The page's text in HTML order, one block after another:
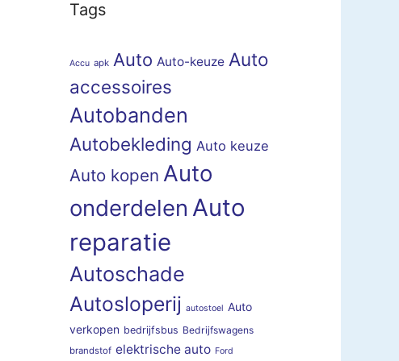
Tags
Accu apk Auto Auto-keuze Auto
accessoires
Autobanden
Autobekleding Auto keuze
Auto kopen Auto
onderdelen Auto
reparatie
Autoschade
Autosloperij autostoel Auto
verkopen bedrijfsbus Bedrijfswagens
brandstof elektrische auto Ford